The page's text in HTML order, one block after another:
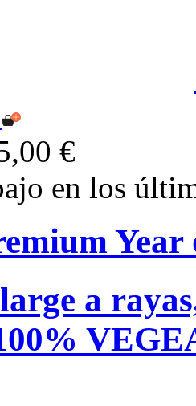
€
en los
Year
a